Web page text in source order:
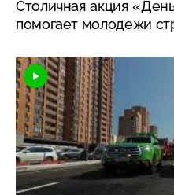
Столичная акция
помогает молодежи